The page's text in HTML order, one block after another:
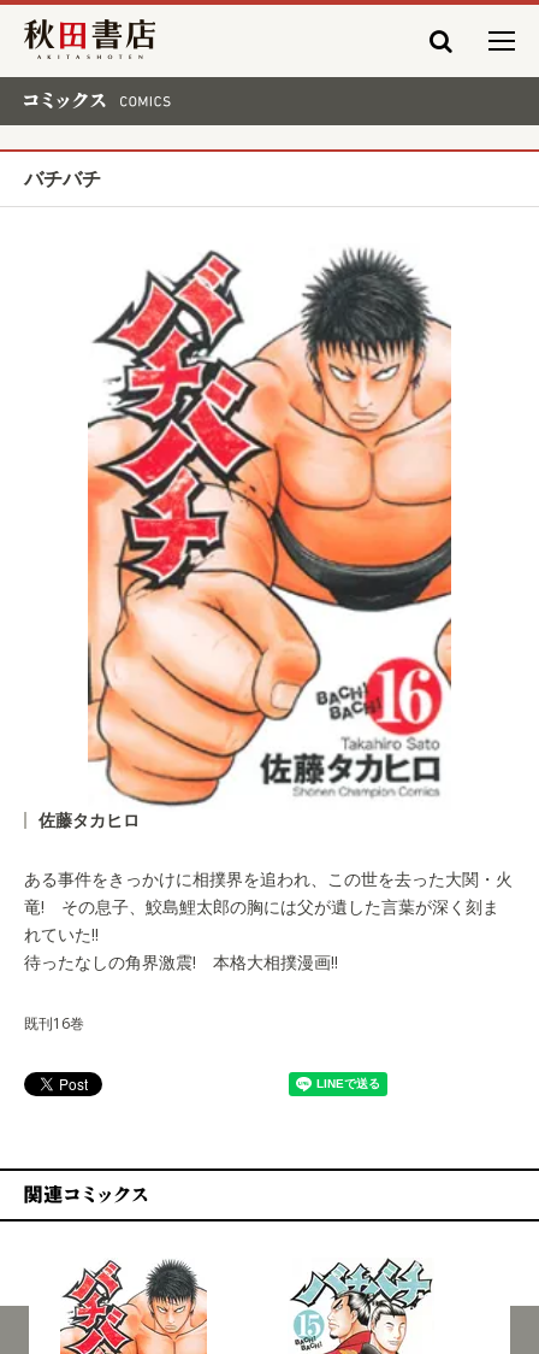
秋田書店
バチバチ
佐藤タカヒロ
ある事件をきっかけに相撲界を追われ、この世を去った大関・火
竜! その息子、鮫島鯉太郎の胸には父が遺した言葉が深く刻ま
れていた!!
待ったなしの角界激震! 本格大相撲漫画!!
既刊16巻